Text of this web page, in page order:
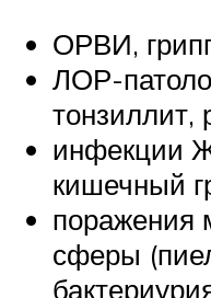
ОРВИ,
ЛОР-
тонзиллит,
инфекции
кишечный
поражения
сферы